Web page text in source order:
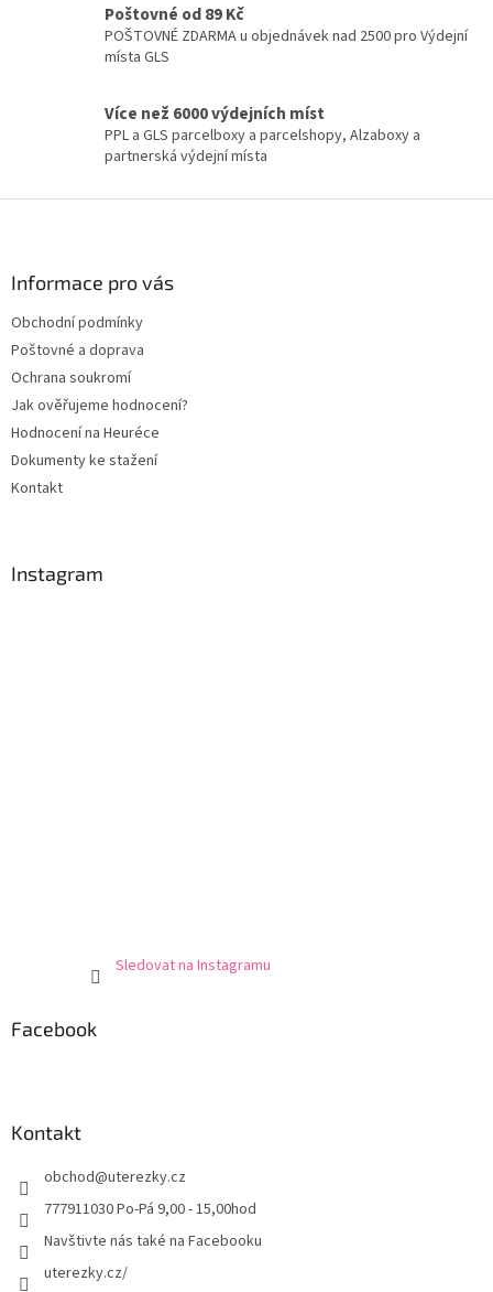
Poštovné od 89 Kč
POŠTOVNÉ ZDARMA u objednávek nad 2500 pro Výdejní
místa GLS
Více než 6000 výdejních míst
PPL a GLS parcelboxy a parcelshopy, Alzaboxy a
partnerská výdejní místa
Informace pro vás
Obchodní podmínky
Poštovné a doprava
Ochrana soukromí
Jak ověřujeme hodnocení?
Hodnocení na Heuréce
Dokumenty ke stažení
Kontakt
Instagram
Sledovat na Instagramu
Facebook
Kontakt
obchod@uterezky.cz
777911030 Po-Pá 9,00 - 15,00hod
Navštivte nás také na Facebooku
uterezky.cz/